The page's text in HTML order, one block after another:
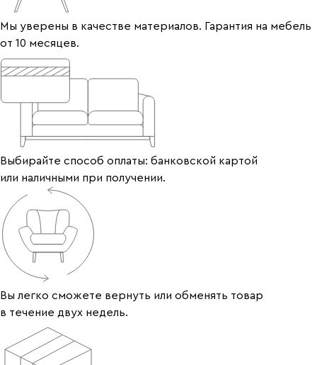
Мы уверены в качестве материалов. Гарантия на мебель
от 10 месяцев.
Выбирайте способ оплаты: банковской картой
или наличными при получении.
Вы легко сможете вернуть или обменять товар
в течение двух недель.